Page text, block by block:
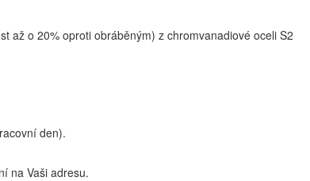
až o 20% oproti obráběným) z chromvanadiové oceli S2
den).
na Vaši adresu.